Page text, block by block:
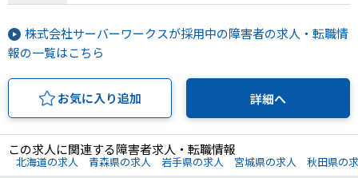
大分県、宮崎県、鹿児島県、沖縄県、その他
株式会社サーバーワークスが採用中の障害者の求人・転職情
報の一覧はこちら
お気に入り追加 詳細へ
この求人に関連する障害者求人・転職情報
北海道の求人 青森県の求人 岩手県の求人 宮城県の求人 秋田県の